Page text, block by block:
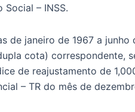
– INSS.
de janeiro de 1967 a junho
cota) correspondente,
de reajustamento de
– TR do mês de